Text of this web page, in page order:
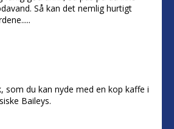
Så kan det nemlig hurtigt
som du kan nyde med en kop kaffe i
Baileys.